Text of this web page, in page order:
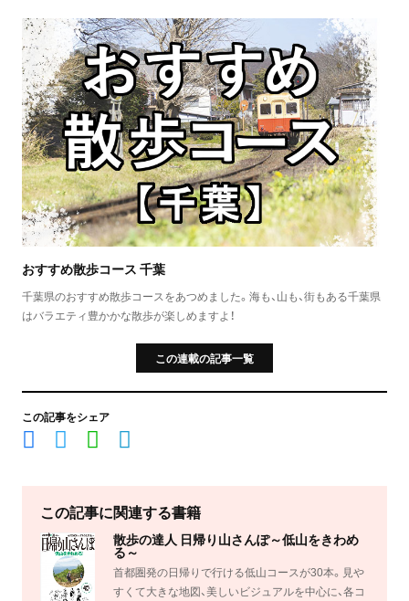
おすすめ散歩コース 千葉
千葉県のおすすめ散歩コースをあつめました。海も、山も、街もある千葉県
はバラエティ豊かかな散歩が楽しめますよ！
この連載の記事一覧
この記事をシェア
この記事に関連する書籍
散歩の達人 日帰り山さんぽ～低山をきわめ
る～
首都圏発の日帰りで行ける低山コースが30本。見や
すくて大きな地図、美しいビジュアルを中心に、各コ